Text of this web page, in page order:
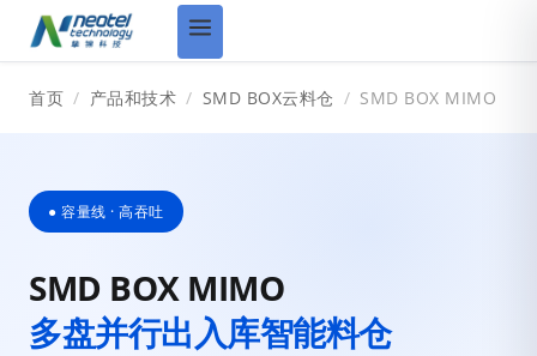
首页 / 产品和技术 / SMD BOX云料仓 / SMD BOX MIMO
● 容量线 · 高吞吐
SMD BOX MIMO
多盘并行出入库智能料仓